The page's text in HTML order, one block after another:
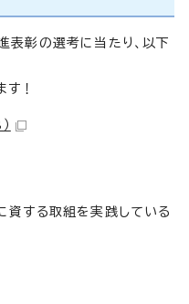
彰の選考に当たり、以下
す！
資する取組を実践している